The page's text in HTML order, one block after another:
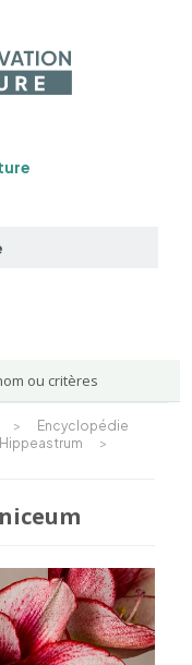
ou critères
>
Encyclopédie
Hippeastrum
>